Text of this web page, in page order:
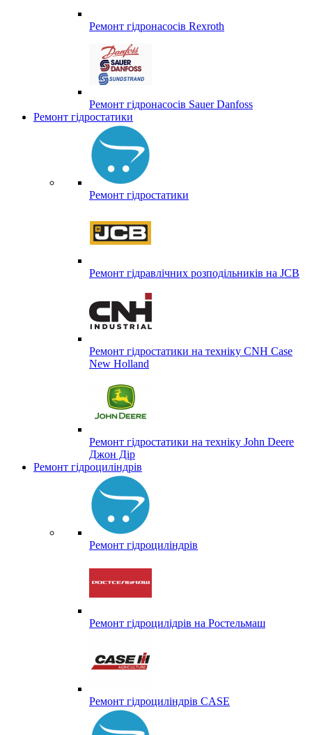
Ремонт гідронасосів Rexroth
Ремонт гідронасосів Sauer Danfoss
Ремонт гідростатики
Ремонт гідростатики
Ремонт гідравлічних розподільників на JCB
Ремонт гідростатики на техніку CNH Case
New Holland
Ремонт гідростатики на техніку John Deere
Джон Дір
Ремонт гідроциліндрів
Ремонт гідроциліндрів
Ремонт гідроцилідрів на Ростельмаш
Ремонт гідроциліндрів CASE